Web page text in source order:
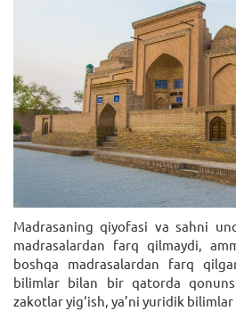
Madrasaning qiyofasi va sahni
madrasalardan farq qilmaydi,
boshqa madrasalardan farq
bilimlar bilan bir qatorda
zakotlar yig‘ish, ya’ni yuridik